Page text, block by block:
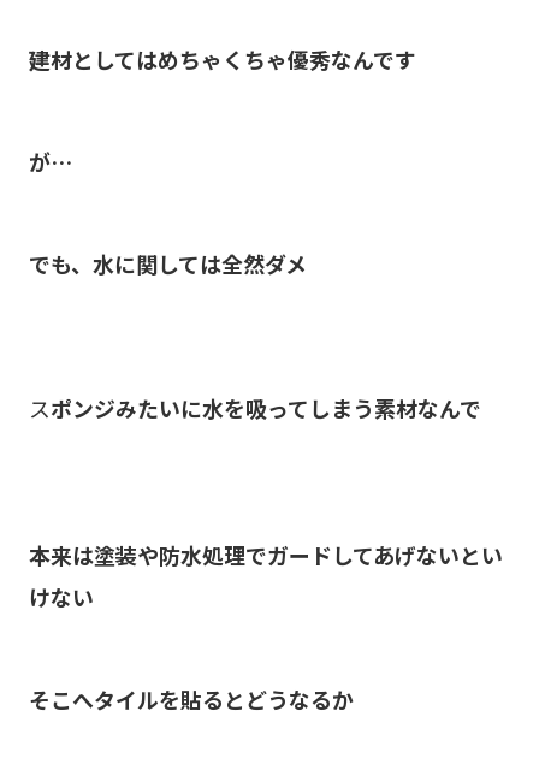
建材としてはめちゃくちゃ優秀なんです
が…
でも、水に関しては全然ダメ
スポンジみたいに水を吸ってしまう素材なんで
本来は塗装や防水処理でガードしてあげないとい
けない
そこへタイルを貼るとどうなるか